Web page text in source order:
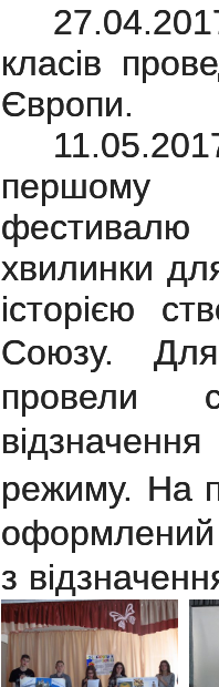
класів
Європи.
першому
фестивалю
хвилинки
історією
Союзу. Д
провели
режиму. На
з